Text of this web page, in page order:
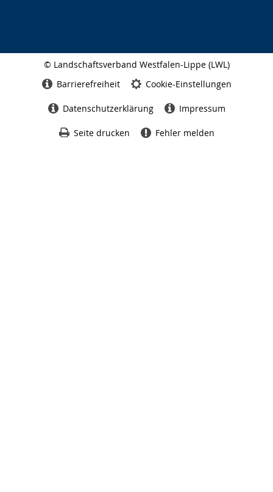
© Landschaftsverband Westfalen-Lippe (LWL)
Barrierefreiheit Cookie-Einstellungen
Datenschutzerklärung Impressum
Seite drucken Fehler melden